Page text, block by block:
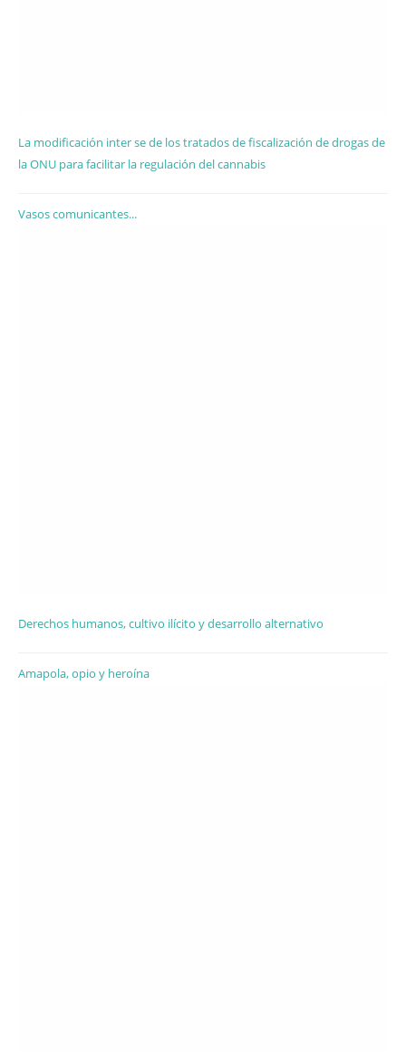
La modificación inter se de los tratados de fiscalización de drogas de
la ONU para facilitar la regulación del cannabis
Vasos comunicantes...
Derechos humanos, cultivo ilícito y desarrollo alternativo
Amapola, opio y heroína